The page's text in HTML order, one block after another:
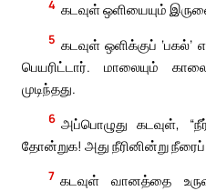
4 கடவுள் ஒளியையும்
5 கடவுள் ஒளிக்குப் ‘பகல்’
பெயரிட்டார். மாலையும்
முடிந்தது.
6 அப்பொழுது கடவுள்,
தோன்றுக! அது நீரினின்று நீரைப்
7 கடவுள் வானத்தை